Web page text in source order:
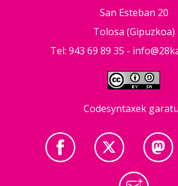
San Esteban 20
Tolosa (Gipuzkoa)
Tel: 943 69 89 35 -
Codesyntaxek